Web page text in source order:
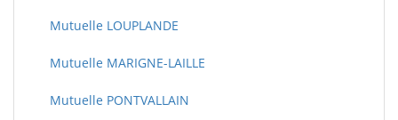
Mutuelle LOUPLANDE
Mutuelle MARIGNE-LAILLE
Mutuelle PONTVALLAIN